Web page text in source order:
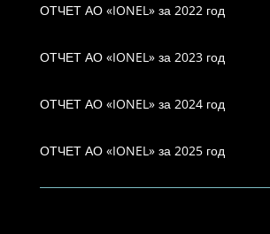
ОТЧЕТ АО «IONEL» за 2022 год
ОТЧЕТ АО «IONEL» за 2023 год
ОТЧЕТ АО «IONEL» за 2024 год
ОТЧЕТ АО «IONEL» за 2025 год